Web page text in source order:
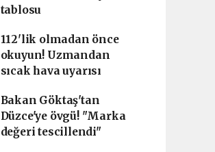
tablosu
112'lik olmadan önce
okuyun! Uzmandan
sıcak hava uyarısı
Bakan Göktaş'tan
Düzce'ye övgü! "Marka
değeri tescillendi"